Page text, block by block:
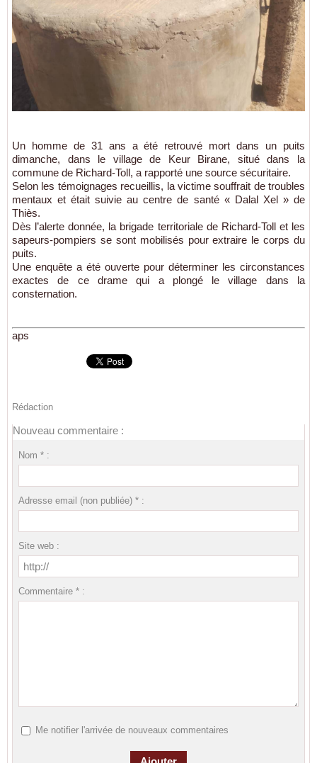
Un homme de 31 ans a été retrouvé mort dans un puits
dimanche, dans le village de Keur Birane, situé dans la
commune de Richard-Toll, a rapporté une source sécuritaire.
Selon les témoignages recueillis, la victime souffrait de troubles
mentaux et était suivie au centre de santé « Dalal Xel » de
Thiès.
Dès l’alerte donnée, la brigade territoriale de Richard-Toll et les
sapeurs-pompiers se sont mobilisés pour extraire le corps du
puits.
Une enquête a été ouverte pour déterminer les circonstances
exactes de ce drame qui a plongé le village dans la
consternation.
aps
Rédaction
Nouveau commentaire :
Nom * :
Adresse email (non publiée) * :
Site web :
Commentaire * :
Me notifier l'arrivée de nouveaux commentaires